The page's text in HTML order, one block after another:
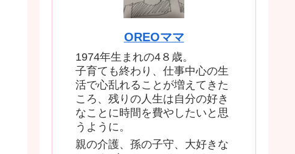
OREOママ
1974年生まれの4８歳。
子育ても終わり、仕事中心の生
活で心乱れることが増えてきた
ころ、残りの人生は自分の好き
なことに時間を費やしたいと思
うように。
親の介護、孫の子守、大好きな